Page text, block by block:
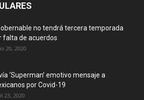
no tendrá tercera temporada
falta de acuerdos
20, 2020
‘Superman’ emotivo mensaje a
por Covid-19
23, 2020